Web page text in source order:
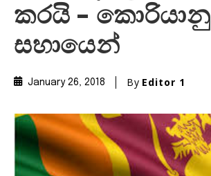
කරයි – කොරියානු
සහායෙන්
January 26, 2018 By Editor 1